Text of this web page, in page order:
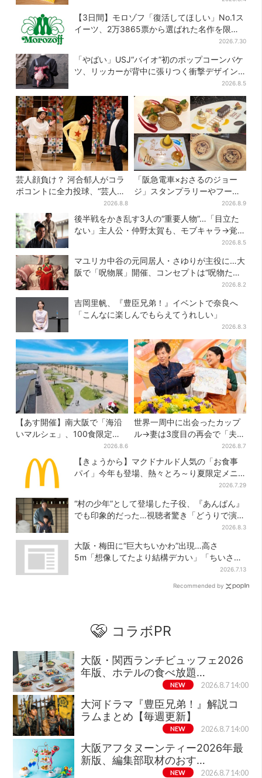
【3日間】モロゾフ「復活してほしい」No.1ス
イーツ、2万3865票から選ばれた名作を限定
2026.7.30
「やばい」USJ“バイオ”初のポップコーンバケ
ツ、リッカーが背中に張りつく衝撃デザイン
2026.8.5
芸人顔負け？ 河合郁人がコラ
ボコントに全力投球、“芸人も
恥ずかしくてやらない”ギャグ
にも挑戦
2026.8.8
「阪急電車×おさるのジョー
ジ」スタンプラリーやフード
販売…梅田にジョージの大好
きスイーツ「カノーリ」登場
2026.8.9
後半戦をかき乱す3人の“重要人物”…「目立た
ない」主人公・仲野太賀も、モブキャラ→覚醒
2026.8.5
マユリカ中谷の元同居人・さゆりが主役に…大
阪で「呪物展」開催、コンセプトは“呪物たち
2026.8.2
吉岡里帆、『豊臣兄弟！』イベントで奈良へ
「こんなに楽しんでもらえてうれしい」
2026.8.3
【あす開催】南大阪で「海沿
いマルシェ」、100食限定
「たこ飯」のふるまい＆キッ
ズ縁日も
2026.8.6
世界一周中に出会ったカップ
ル→妻は3度目の再会で「夫の
顔の良さを認識」ジョージア
の酒場で急接近
2026.8.7
【きょうから】マクドナルド人気の「お食事
パイ」今年も登場、熱々とろ～り夏限定メニ
2026.7.29
“村の少年”として登場した子役、『あんぱん』
でも印象的だった…視聴者驚き「どうりで演技
2026.8.3
大阪・梅田に“巨大ちいかわ”出現…高さ
5m「想像してたより結構デカい」「ちいさ…
2026.7.13
Recommended by
コラボPR
大阪・関西ランチビュッフェ2026
年版、ホテルの食べ放題…
NEW 2026.8.7 14:00
大河ドラマ『豊臣兄弟！』解説コ
ラムまとめ【毎週更新】
NEW 2026.8.7 14:00
大阪アフタヌーンティー2026年最
新版、編集部取材のおす…
NEW 2026.8.7 14:00